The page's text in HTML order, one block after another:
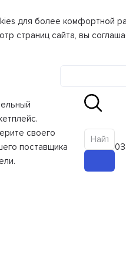
для более комфортной
страниц сайта, вы
своего
поставщика
0